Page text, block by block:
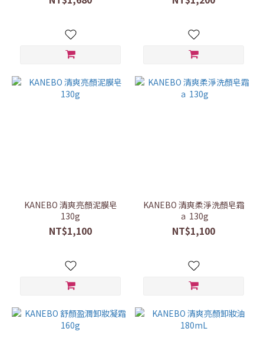
KANEBO 清爽亮顏泥膜皂
130g
NT$1,100
KANEBO 清爽柔淨洗顏皂霜
ａ 130g
NT$1,100